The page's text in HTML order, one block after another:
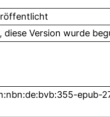
diese Version wurde
epub-